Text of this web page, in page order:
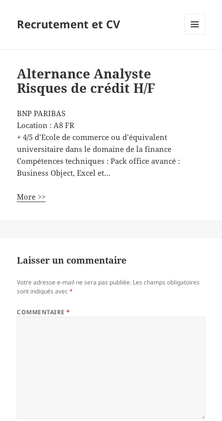
Recrutement et CV
Alternance Analyste
Risques de crédit H/F
BNP PARIBAS
Location :A8 FR
+ 4/5 d’Ecole de commerce ou d’équivalent
universitaire dans le domaine de la finance
Compétences techniques : Pack office avancé :
Business Object, Excel et…
More >>
Laisser un commentaire
Votre adresse e-mail ne sera pas publiée. Les champs obligatoires
sont indiqués avec*
COMMENTAIRE*